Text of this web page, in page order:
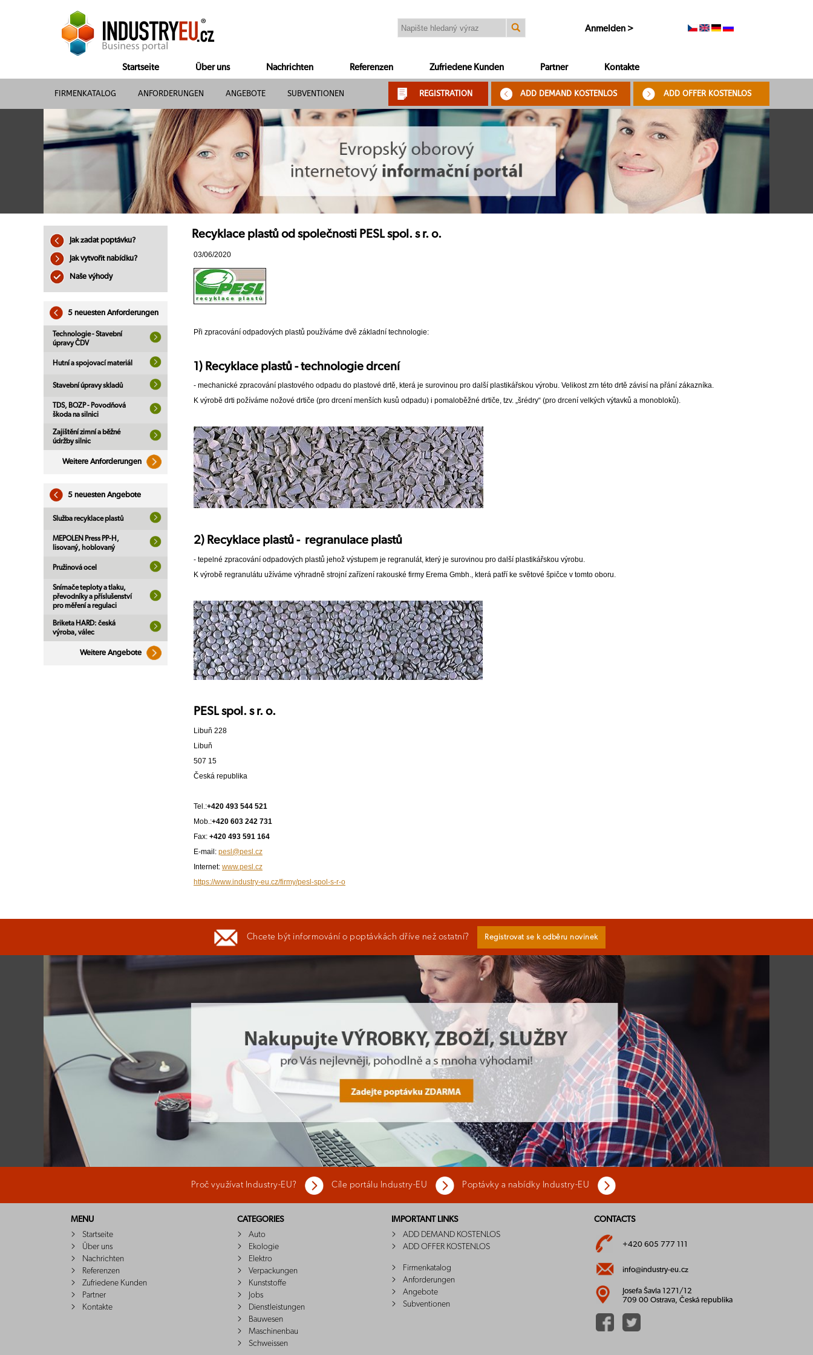
Anmelden >
Startseite Über uns Nachrichten Referenzen Zufriedene Kunden Partner Kontakte
FIRMENKATALOG ANFORDERUNGEN ANGEBOTE SUBVENTIONEN REGISTRATION ADD DEMAND KOSTENLOS ADD OFFER KOSTENLOS
Jak zadat poptávku?
Jak vytvořit nabídku?
Naše výhody
5 neuesten Anforderungen
Technologie - Stavební
úpravy ČDV
Hutní a spojovací materiál
Stavební úpravy skladů
TDS, BOZP - Povodňová
škoda na silnici
Zajištění zimní a běžné
údržby silnic
Weitere Anforderungen
5 neuesten Angebote
Služba recyklace plastů
MEPOLEN Press PP-H,
lisovaný, hoblovaný
Pružinová ocel
Snímače teploty a tlaku,
převodníky a příslušenství
pro měření a regulaci
Briketa HARD: česká
výroba, válec
Weitere Angebote
Recyklace plastů od společnosti PESL spol. s r. o.
03/06/2020
Při zpracování odpadových plastů používáme dvě základní technologie:
1) Recyklace plastů - technologie drcení
- mechanické zpracování plastového odpadu do plastové drtě, která je surovinou pro další plastikářskou výrobu. Velikost zrn této drtě závisí na přání zákazníka.
K výrobě drti požíváme nožové drtiče (pro drcení menších kusů odpadu) i pomaloběžné drtiče, tzv. „šrédry“ (pro drcení velkých výtavků a monobloků).
2) Recyklace plastů - regranulace plastů
- tepelné zpracování odpadových plastů jehož výstupem je regranulát, který je surovinou pro další plastikářskou výrobu.
K výrobě regranulátu užíváme výhradně strojní zařízení rakouské firmy Erema Gmbh., která patří ke světové špičce v tomto oboru.
PESL spol. s r. o.
Libuň 228
Libuň
507 15
Česká republika
Tel.:+420 493 544 521
Mob.:+420 603 242 731
Fax: +420 493 591 164
E-mail: pesl@pesl.cz
Internet: www.pesl.cz
https://www.industry-eu.cz/firmy/pesl-spol-s-r-o
Chcete být informování o poptávkách dříve než ostatní? Registrovat se k odběru novinek
Proč využívat Industry-EU? Cíle portálu Industry-EU Poptávky a nabídky Industry-EU
MENU
Startseite
Über uns
Nachrichten
Referenzen
Zufriedene Kunden
Partner
Kontakte
CATEGORIES
Auto
Ekologie
Elektro
Verpackungen
Kunststoffe
Jobs
Dienstleistungen
Bauwesen
Maschinenbau
Schweissen
IMPORTANT LINKS
ADD DEMAND KOSTENLOS
ADD OFFER KOSTENLOS
Firmenkatalog
Anforderungen
Angebote
Subventionen
CONTACTS
+420 605 777 111
info@industry-eu.cz
Josefa Šavla 1271/12
709 00 Ostrava, Česká republika